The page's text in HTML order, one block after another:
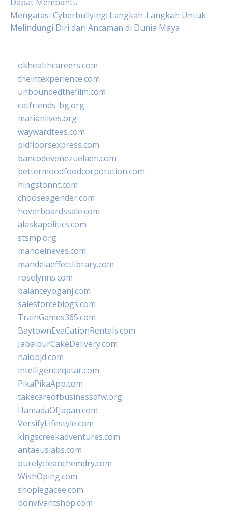
Mengatasi Cyberbullying: Langkah-Langkah Untuk
Melindungi Diri dari Ancaman di Dunia Maya
okhealthcareers.com
theintexperience.com
unboundedthefilm.com
catfriends-bg.org
marianlives.org
waywardtees.com
pidfloorsexpress.com
bancodevenezuelaen.com
bettermoodfoodcorporation.com
hingstonnt.com
chooseagender.com
hoverboardssale.com
alaskapolitics.com
stsmp.org
manoelneves.com
mandelaeffectlibrary.com
roselynns.com
balanceyoganj.com
salesforceblogs.com
TrainGames365.com
BaytownEvaCationRentals.com
JabalpurCakeDelivery.com
halobjd.com
intelligenceqatar.com
PikaPikaApp.com
takecareofbusinessdfw.org
HamadaOfJapan.com
VersifyLifestyle.com
kingscreekadventures.com
antaeuslabs.com
purelycleanchemdry.com
WishOping.com
shoplegacee.com
bonvivantshop.com